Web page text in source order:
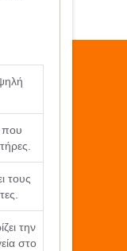
που
τους
την
στο